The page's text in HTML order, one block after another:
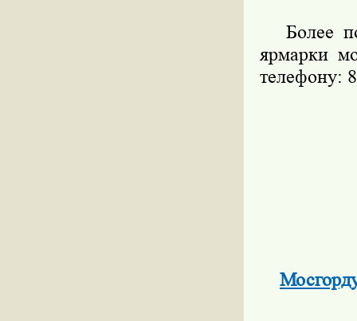
Более
ярмарки
телефону: